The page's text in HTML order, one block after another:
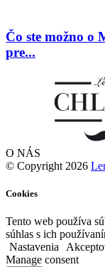
Čo ste možno o
pre...
O NÁS
© Copyright 2026
Cookies
Tento web používa
súhlas s ich
Nastavenia
Manage consent